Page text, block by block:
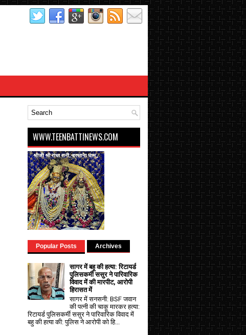
WWW.TEENBATTINEWS.COM
Popular Posts Archives
सागर में बहू की हत्या: रिटायर्ड
पुलिसकर्मी ससुर ने पारिवारिक
विवाद में की मारपीट, आरोपी
हिरासत में
सागर में सनसनी: BSF जवान
की पत्नी की चाकू मारकर हत्या:
रिटायर्ड पुलिसकर्मी ससुर ने पारिवारिक विवाद में
बहु की हत्या की: पुलिस ने आरोपी को हि...